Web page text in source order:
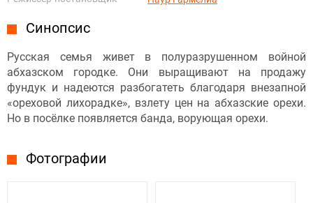
Синопсис
Русская семья живет в полуразрушенном войной
абхазском городке. Они выращивают на продажу
фундук и надеются разбогатеть благодаря внезапной
«ореховой лихорадке», взлету цен на абхазские орехи.
Но в посёлке появляется банда, ворующая орехи.
Фотографии